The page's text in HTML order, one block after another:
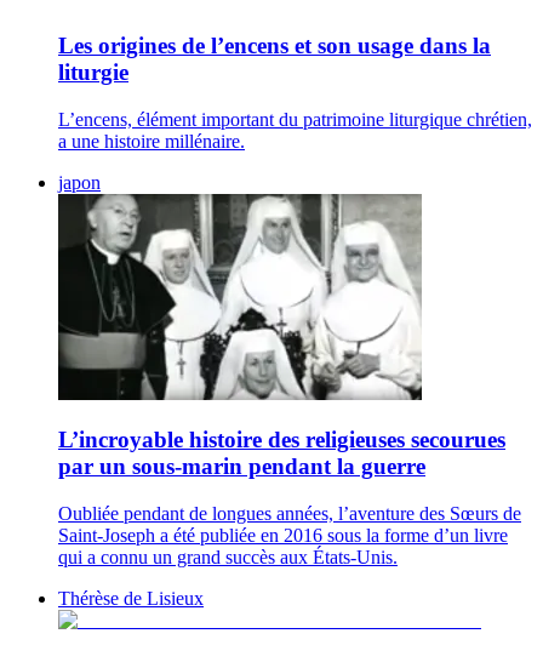
Les origines de l’encens et son usage dans la
liturgie
L’encens, élément important du patrimoine liturgique chrétien,
a une histoire millénaire.
japon
L’incroyable histoire des religieuses secourues
par un sous-marin pendant la guerre
Oubliée pendant de longues années, l’aventure des Sœurs de
Saint-Joseph a été publiée en 2016 sous la forme d’un livre
qui a connu un grand succès aux États-Unis.
Thérèse de Lisieux